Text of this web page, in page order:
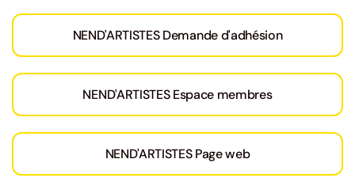
NEND'ARTISTES Demande d'adhésion
NEND'ARTISTES Espace membres
NEND'ARTISTES Page web